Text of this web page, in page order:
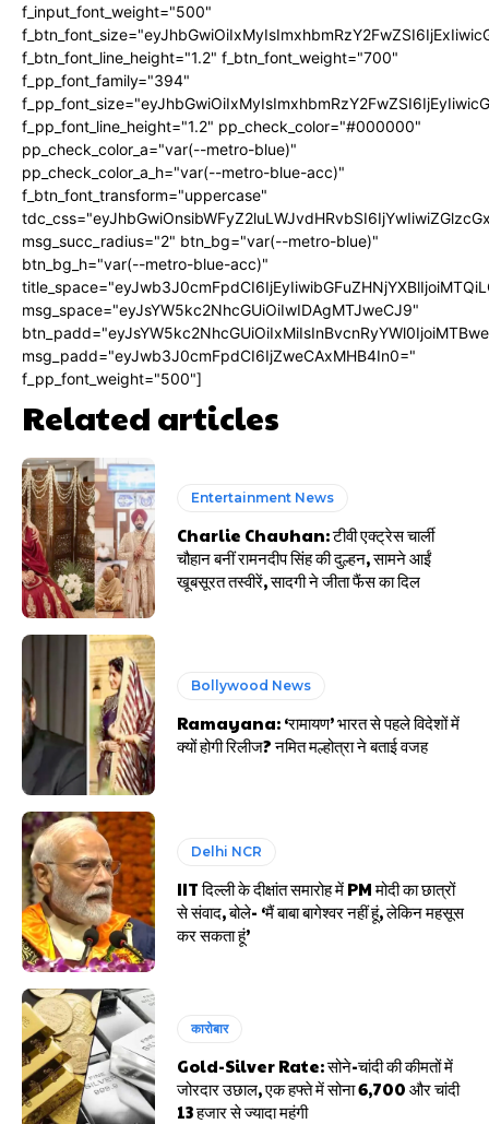
f_input_font_weight="500"
f_btn_font_line_height="1.2" f_btn_font_weight="700"
f_pp_font_family="394"
f_pp_font_line_height="1.2" pp_check_color="#000000"
pp_check_color_a="var(--metro-blue)"
pp_check_color_a_h="var(--metro-blue-acc)"
f_btn_font_transform="uppercase"
msg_succ_radius="2" btn_bg="var(--metro-blue)"
btn_bg_h="var(--metro-blue-acc)"
msg_space="eyJsYW5kc2NhcGUiOiIwIDAgMTJweCJ9"
msg_padd="eyJwb3J0cmFpdCI6IjZweCAxMHB4In0="
f_pp_font_weight="500"]
Related articles
Entertainment News
Charlie Chauhan: टीवी एक्ट्रेस चार्ली
चौहान बनीं रामनदीप सिंह की दुल्हन, सामने आईं
खूबसूरत तस्वीरें, सादगी ने जीता फैंस का दिल
Bollywood News
Ramayana: ‘रामायण’ भारत से पहले विदेशों में
क्यों होगी रिलीज? नमित मल्होत्रा ने बताई वजह
Delhi NCR
IIT दिल्ली के दीक्षांत समारोह में PM मोदी का छात्रों
से संवाद, बोले- ‘मैं बाबा बागेश्वर नहीं हूं, लेकिन महसूस
कर सकता हूं’
कारोबार
Gold-Silver Rate: सोने-चांदी की कीमतों में
जोरदार उछाल, एक हफ्ते में सोना ₹6,700 और चांदी
₹13 हजार से ज्यादा महंगी